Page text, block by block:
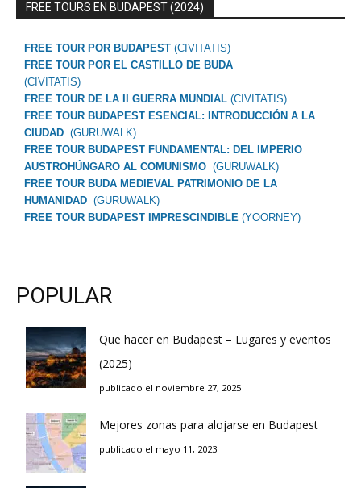
FREE TOURS EN BUDAPEST (2024)
FREE TOUR POR BUDAPEST (CIVITATIS)
FREE TOUR POR EL CASTILLO DE BUDA
(CIVITATIS)
FREE TOUR DE LA II GUERRA MUNDIAL (CIVITATIS)
FREE TOUR BUDAPEST ESENCIAL: INTRODUCCIÓN A LA
CIUDAD (GURUWALK)
FREE TOUR BUDAPEST FUNDAMENTAL: DEL IMPERIO
AUSTROHÚNGARO AL COMUNISMO (GURUWALK)
FREE TOUR BUDA MEDIEVAL PATRIMONIO DE LA
HUMANIDAD (GURUWALK)
FREE TOUR BUDAPEST IMPRESCINDIBLE (YOORNEY)
POPULAR
Que hacer en Budapest – Lugares y eventos
(2025)
publicado el noviembre 27, 2025
Mejores zonas para alojarse en Budapest
publicado el mayo 11, 2023